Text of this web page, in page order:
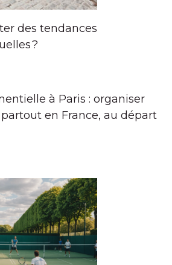
des tendances
?
à Paris : organiser
en France, au départ